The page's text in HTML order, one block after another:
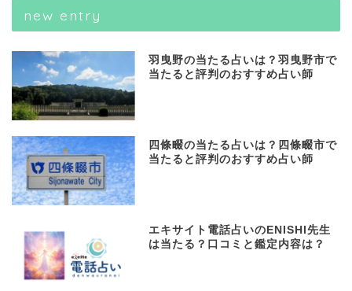
new entry
羽曳野の当たる占いは？羽曳野市で
当たると評判のおすすめ占い師
四條畷の当たる占いは？四條畷市で
当たると評判のおすすめ占い師
エキサイト電話占いのENISHI先生
は当たる？口コミと鑑定内容は？